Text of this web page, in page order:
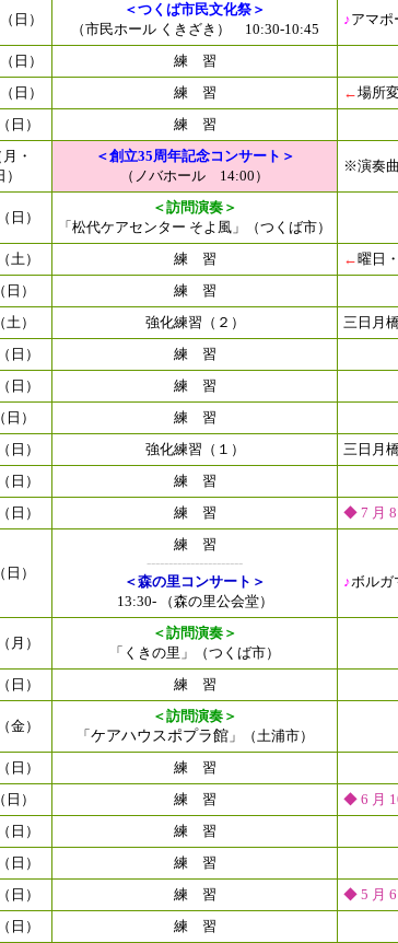
日）
＜つくば市民文化祭＞
（市民ホール くきざき） 10:30-10:45
♪アマ
日）
練 習
日）
練 習 ←場所
日）
練 習
月・
＜創立35周年記念コンサート＞
（ノバホール 14:00）
※演奏
日）
＜訪問演奏＞
「松代ケアセンター そよ風」（つくば市）
土）
練 習 ←曜日
）
練 習
）
強化練習（２）
三日月
日）
練 習
日）
練 習
）
練 習
日）
強化練習（１）
三日月
日）
練 習
日）
練 習 ◆ 7 月 8
）
練 習
----------------------
＜森の里コンサート＞
13:30- （森の里公会堂）
♪ボルガ
月）
＜訪問演奏＞
「くきの里」（つくば市）
日）
練 習
金）
＜訪問演奏＞
「 ケアハウスポプラ館」（土浦市）
日）
練 習
）
練 習
◆ 6 月
日）
練 習
日）
練 習
日）
練 習
◆ 5 月 6
日）
練 習